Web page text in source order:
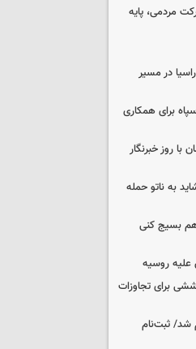
مردمی، پایه
در مسیر
برای همکاری
روز خبرنگار
به ناتو حمله
هم بسیج کنی
علیه روسیه
برای تجاوزات
شد/ ثبت‌نام